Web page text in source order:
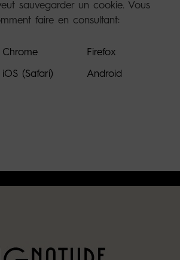
sauvegarder un cookie. Vous
faire en consultant:
Chrome Firefox
iOS (Safari) Android